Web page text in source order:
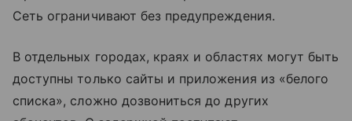
Сеть ограничивают без предупреждения.
В отдельных городах, краях и областях могут быть
доступны только сайты и приложения из «белого
списка», сложно дозвониться до других